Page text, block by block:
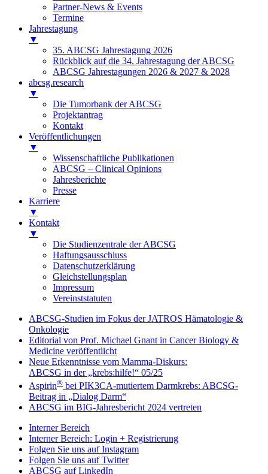
Partner-News & Events
Termine
Jahrestagung
▼
35. ABCSG Jahrestagung 2026
Rückblick auf die 34. Jahrestagung der ABCSG
ABCSG Jahrestagungen 2026 & 2027 & 2028
abcsg.research
▼
Die Tumorbank der ABCSG
Projektantrag
Kontakt
Veröffentlichungen
▼
Wissenschaftliche Publikationen
ABCSG – Clinical Opinions
Jahresberichte
Presse
Karriere
▼
Kontakt
▼
Die Studienzentrale der ABCSG
Haftungsausschluss
Datenschutzerklärung
Gleichstellungsplan
Impressum
Vereinststatuten
ABCSG-Studien im Fokus der JATROS Hämatologie &
Onkologie
Editorial von Prof. Michael Gnant in Cancer Biology &
Medicine veröffentlicht
Neue Erkenntnisse vom Mamma-Diskurs:
ABCSG in der „krebs:hilfe!“ 05/25
Aspirin® bei PIK3CA-mutiertem Darmkrebs: ABCSG-
Beitrag in „Dialog Darm“
ABCSG im BIG-Jahresbericht 2024 vertreten
Interner Bereich
Interner Bereich: Login + Registrierung
Folgen Sie uns auf Instagram
Folgen Sie uns auf Twitter
ABCSG auf LinkedIn